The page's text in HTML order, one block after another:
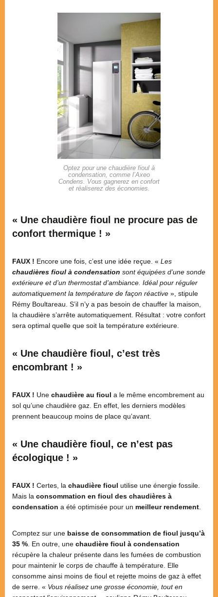
Optez pour une chaudière fioul à
condensation, comme l’Axeo
Condens. Vous gagnerez en confort
et réaliserez des économies.
« Une chaudière fioul ne procure pas de
confort thermique ! »
FAUX ! Encore une fois, c’est une idée reçue. « Les
chaudières fioul à condensation sont équipées d’une sonde
extérieure et d’un thermostat d’ambiance. Idéal pour réguler
automatiquement la température de façon réactive », stipule
Rémy Boultareau. S’il n’y a pas besoin de chauffer la maison,
la chaudière s’arrête automatiquement. Résultat : votre confort
sera optimal quelle que soit la température extérieure.
« Une chaudière fioul, c’est très
encombrant ! »
FAUX ! Une chaudière au fioul a le même encombrement au
sol qu’une chaudière gaz. En effet, les derniers modèles
prennent beaucoup moins de place qu’avant.
« Une chaudière fioul, ce n’est pas
écologique ! »
FAUX ! Certes, la chaudière fioul utilise une énergie fossile.
Mais la consommation en fioul des chaudières à
condensation a été optimisée pour un meilleur rendement.
Comptez sur une baisse de consommation de fioul jusqu’à
35 %. En outre, une chaudière fioul à condensation
récupère la chaleur présente dans les fumées de combustion
pour maintenir le corps de chauffe à température. Elle
consomme ainsi moins de fioul et rejette moins de gaz à effet
de serre. « Vous réalisez une grosse économie, tout en